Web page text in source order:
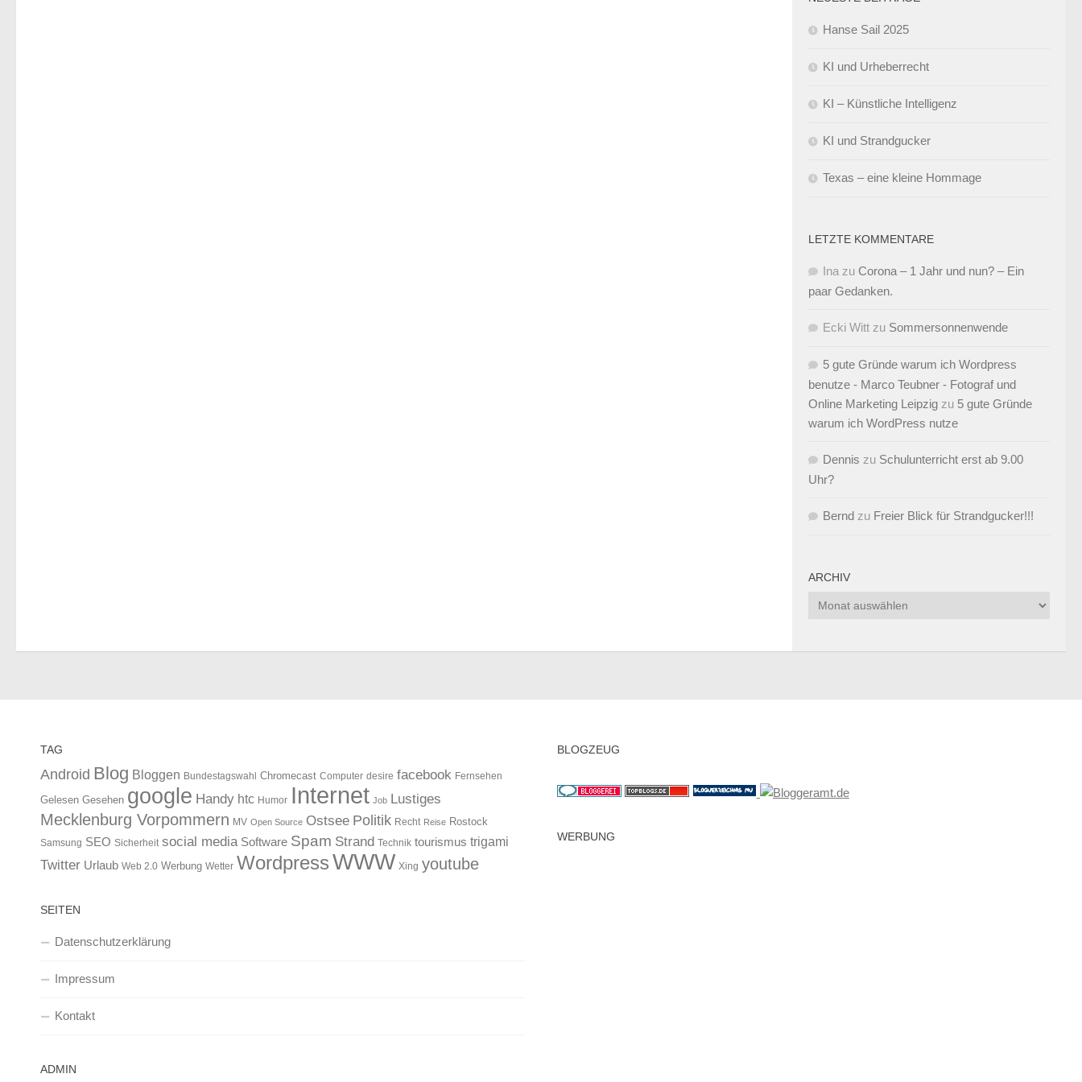
Hanse Sail 2025
KI und Urheberrecht
KI – Künstliche Intelligenz
KI und Strandgucker
Texas – eine kleine Hommage
LETZTE KOMMENTARE
Ina zu Corona – 1 Jahr und nun? – Ein
paar Gedanken.
Ecki Witt zu Sommersonnenwende
5 gute Gründe warum ich Wordpress
benutze - Marco Teubner - Fotograf und
Online Marketing Leipzig zu 5 gute Gründe
warum ich WordPress nutze
Dennis zu Schulunterricht erst ab 9.00
Uhr?
Bernd zu Freier Blick für Strandgucker!!!
ARCHIV
Archiv
TAG
Android Blog Bloggen Bundestagswahl Chromecast Computer desire facebook Fernsehen
Gelesen Gesehen google Handy htc Humor Internet Job Lustiges
Mecklenburg Vorpommern MV Open Source Ostsee Politik Recht Reise Rostock
Samsung SEO Sicherheit social media Software Spam Strand Technik tourismus trigami
Twitter Urlaub Web 2.0 Werbung Wetter WordpressWWW Xing youtube
SEITEN
Datenschutzerklärung
Impressum
Kontakt
ADMIN
BLOGZEUG
WERBUNG